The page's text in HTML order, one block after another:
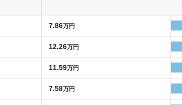
7.86万円
12.26万円
11.59万円
7.58万円